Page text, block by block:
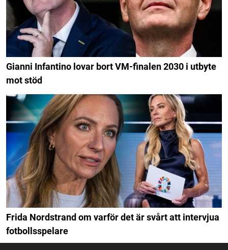
Gianni Infantino lovar bort VM-finalen 2030 i utbyte
mot stöd
Frida Nordstrand om varför det är svårt att intervjua
fotbollsspelare